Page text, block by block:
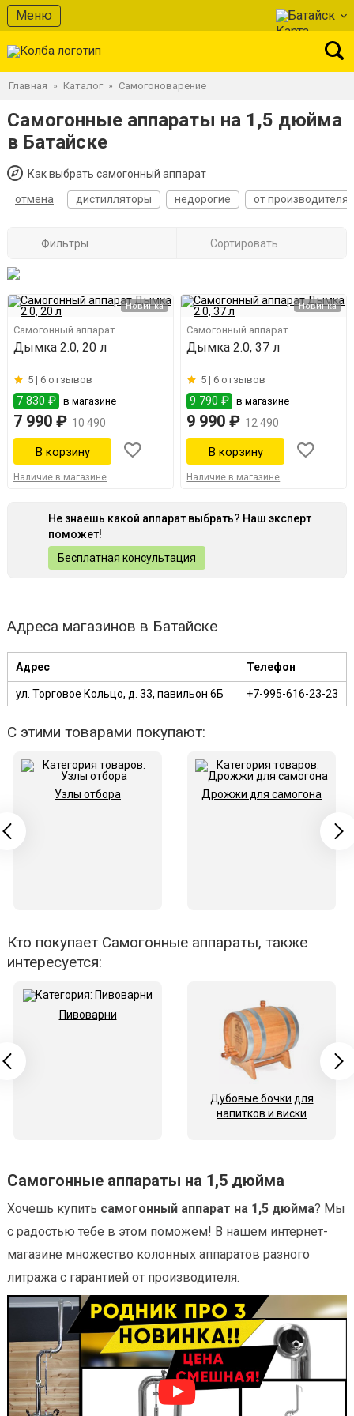
Меню Батайск
Главная » Каталог » Самогоноварение
Самогонные аппараты на 1,5 дюйма
в Батайске
Как выбрать самогонный аппарат
отмена
дистилляторы недорогие от производителя
Фильтры Сортировать
Новинка
Самогонный аппарат
Дымка 2.0, 20 л
5 | 6 отзывов
7 830 ₽ в магазине
7 990 ₽ 10 490
Наличие в магазине
Новинка
Самогонный аппарат
Дымка 2.0, 37 л
5 |6 отзывов
9 790 ₽ в магазине
9 990 ₽ 12 490
Наличие в магазине
Не знаешь какой аппарат выбрать? Наш эксперт
поможет!
Бесплатная консультация
Адреса магазинов в Батайске
Адрес Телефон
ул. Торговое Кольцо, д. 33, павильон 6Б +7-995-616-23-23
С этими товарами покупают:
Узлы отбора Дрожжи для самогона
Кто покупает Самогонные аппараты, также
интересуется:
Пивоварни
Дубовые бочки для
напитков и виски
Самогонные аппараты на 1,5 дюйма
Хочешь купить самогонный аппарат на 1,5 дюйма? Мы
с радостью тебе в этом поможем! В нашем интернет-
магазине множество колонных аппаратов разного
литража с гарантией от производителя.